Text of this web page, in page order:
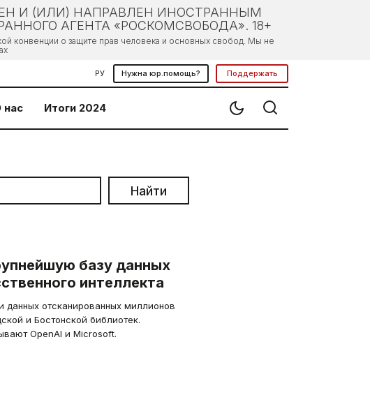
И (ИЛИ) НАПРАВЛЕН ИНОСТРАННЫМ
АГЕНТА «РОСКОМСВОБОДА». 18+
конвенции о защите прав человека и основных свобод. Мы не
РУ Нужна юр.помощь? Поддержать
нас Итоги 2024
Найти
базу данных
интеллекта
данных отсканированных миллионов
и Бостонской библиотек.
OpenAI и Microsoft.